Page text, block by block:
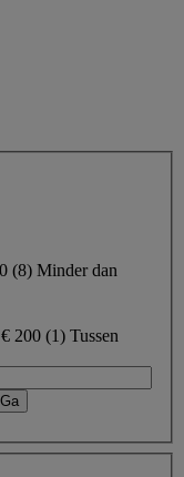
(8) Minder dan
200 (1) Tussen